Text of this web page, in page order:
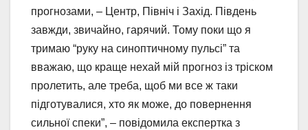
прогнозами, – Центр, Північ і Захід. Південь
завжди, звичайно, гарячий. Тому поки що я
тримаю “руку на синоптичному пульсі” та
вважаю, що краще нехай мій прогноз із тріском
пролетить, але треба, щоб ми все ж таки
підготувалися, хто як може, до повернення
сильної спеки”, – повідомила експертка з